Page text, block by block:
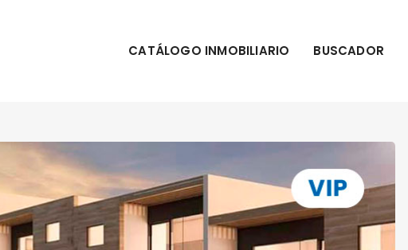
CATÁLOGO INMOBILIARIO BUSCADOR